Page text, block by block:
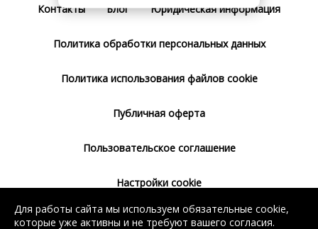
Контакты Блог Юридическая информация
Политика обработки персональных данных
Политика использования файлов cookie
Публичная оферта
Пользовательское соглашение
Настройки cookie
Согласие на использование сервиса
Для работы сайта мы используем обязательные cookie,
которые уже активны и не требуют вашего согласия.